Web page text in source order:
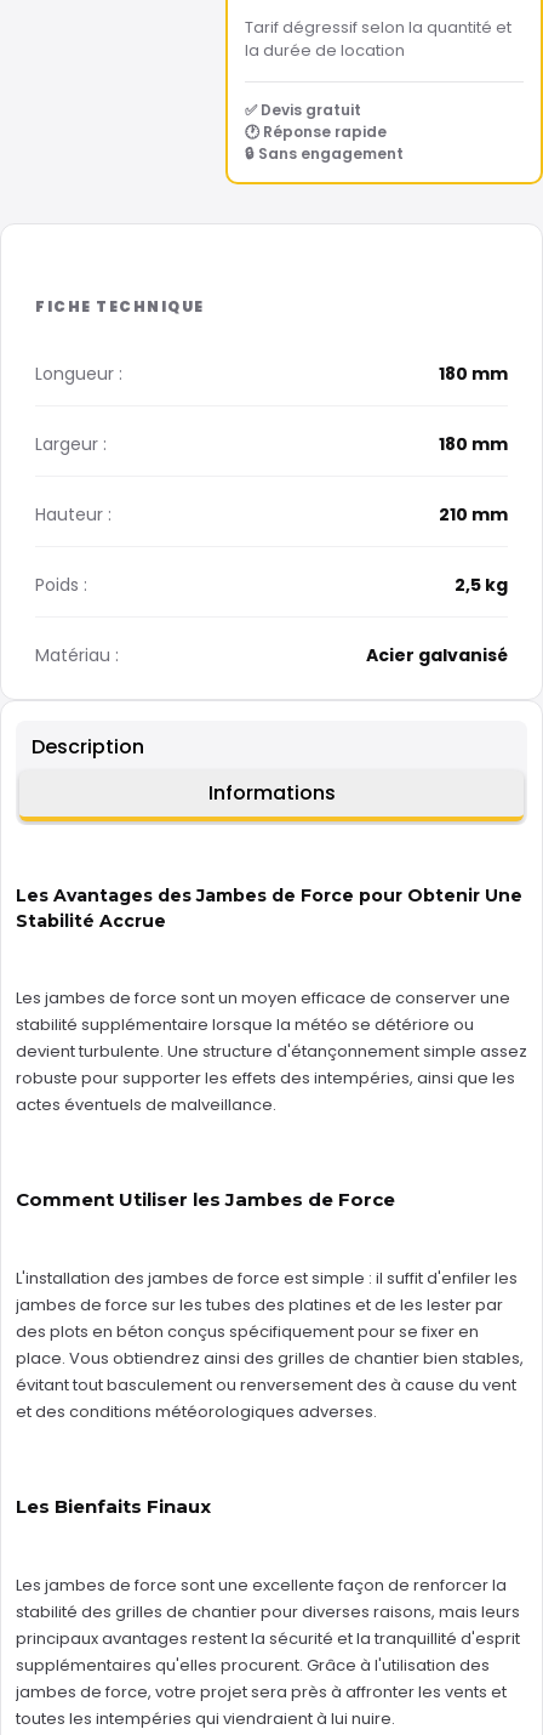
Tarif dégressif selon la quantité et
la durée de location
✅ Devis gratuit
🕐 Réponse rapide
🔒 Sans engagement
Description
Informations
Les Avantages des Jambes de Force pour Obtenir Une
Stabilité Accrue
Les jambes de force sont un moyen efficace de conserver une
stabilité supplémentaire lorsque la météo se détériore ou
devient turbulente. Une structure d'étançonnement simple assez
robuste pour supporter les effets des intempéries, ainsi que les
actes éventuels de malveillance.
Comment Utiliser les Jambes de Force
L'installation des jambes de force est simple : il suffit d'enfiler les
jambes de force sur les tubes des platines et de les lester par
des plots en béton conçus spécifiquement pour se fixer en
place. Vous obtiendrez ainsi des grilles de chantier bien stables,
évitant tout basculement ou renversement des à cause du vent
et des conditions météorologiques adverses.
Les Bienfaits Finaux
Les jambes de force sont une excellente façon de renforcer la
stabilité des grilles de chantier pour diverses raisons, mais leurs
principaux avantages restent la sécurité et la tranquillité d'esprit
supplémentaires qu'elles procurent. Grâce à l'utilisation des
jambes de force, votre projet sera près à affronter les vents et
toutes les intempéries qui viendraient à lui nuire.
Longueur : 180 mm
Largeur : 180 mm
Hauteur : 210 mm
Poids : 2,5 kg
Matériau : Acier galvanisé